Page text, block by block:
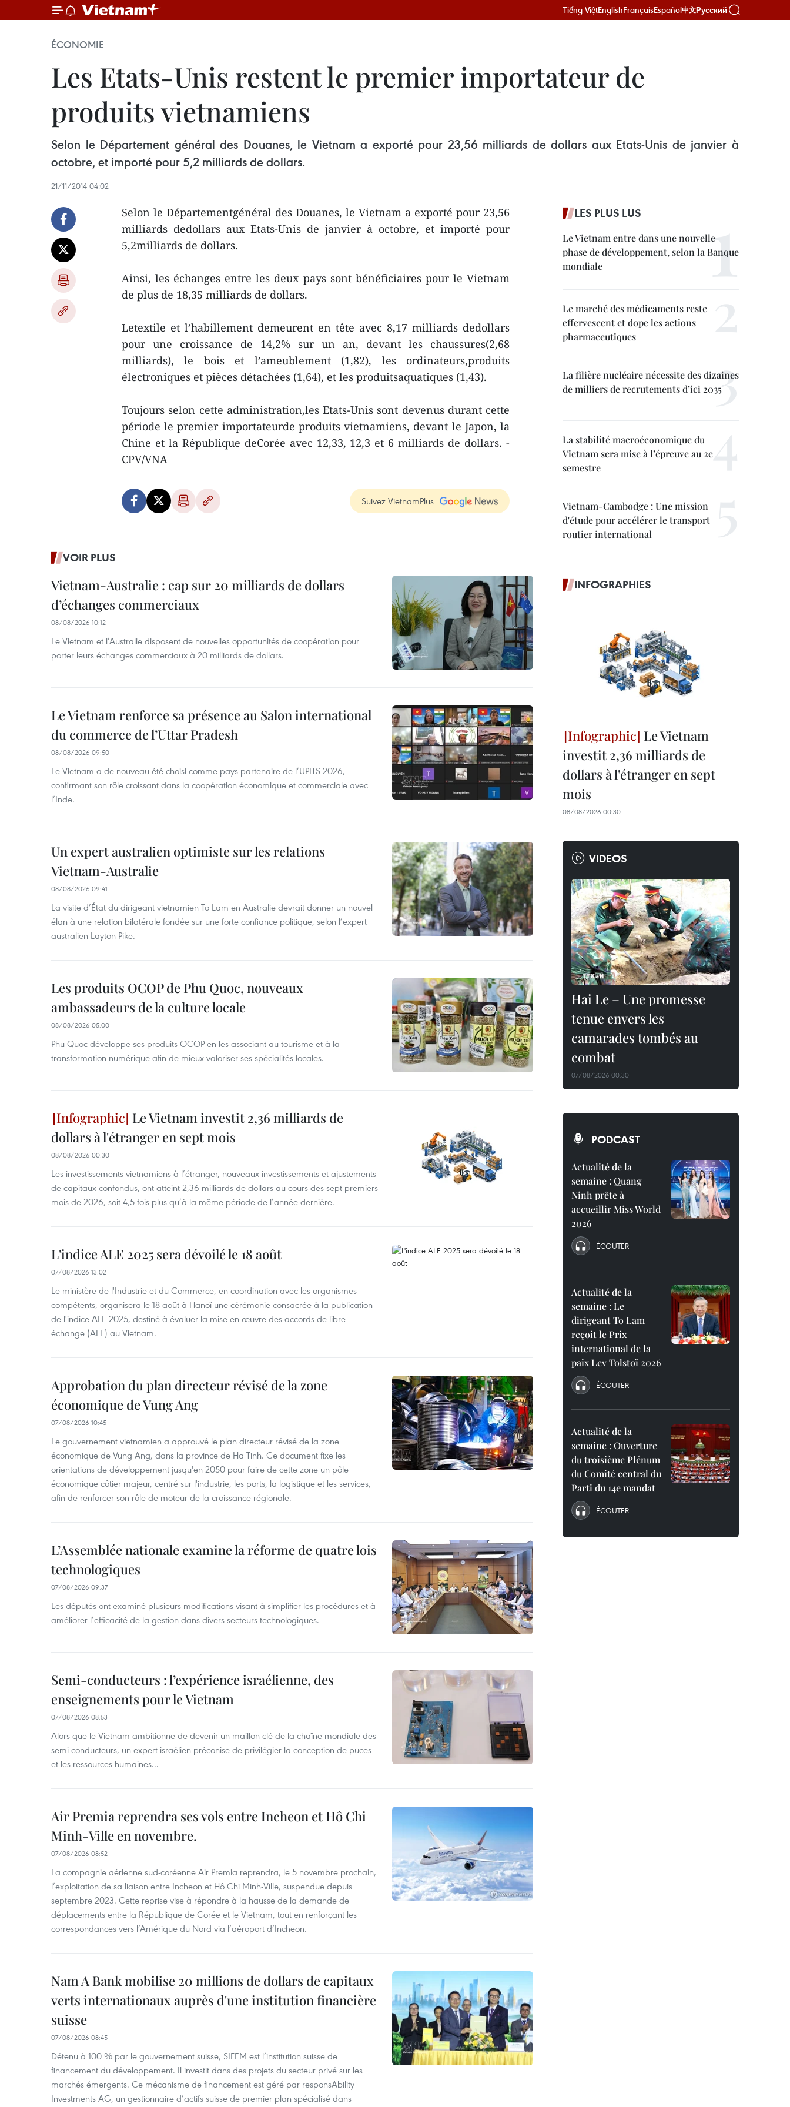
Tiếng ViệtEnglishFrançaisEspañol中文Русский
ÉCONOMIE
Les Etats-Unis restent le premier importateur de
produits vietnamiens
Selon le Département général des Douanes, le Vietnam a exporté pour 23,56 milliards de dollars aux Etats-Unis de janvier à
octobre, et importé pour 5,2 milliards de dollars.
21/11/2014 04:02
Selon le Départementgénéral des Douanes, le Vietnam a exporté pour 23,56
milliards dedollars aux Etats-Unis de janvier à octobre, et importé pour
5,2milliards de dollars.
Ainsi, les échanges entre les deux pays sont bénéficiaires pour le Vietnam
de plus de 18,35 milliards de dollars.
Letextile et l’habillement demeurent en tête avec 8,17 milliards dedollars
pour une croissance de 14,2% sur un an, devant les chaussures(2,68
milliards), le bois et l’ameublement (1,82), les ordinateurs,produits
électroniques et pièces détachées (1,64), et les produitsaquatiques (1,43).
Toujours selon cette administration,les Etats-Unis sont devenus durant cette
période le premier importateurde produits vietnamiens, devant le Japon, la
Chine et la République deCorée avec 12,33, 12,3 et 6 milliards de dollars. -
CPV/VNA
Suivez VietnamPlus
VOIR PLUS
Vietnam-Australie : cap sur 20 milliards de dollars
d’échanges commerciaux
08/08/2026 10:12
Le Vietnam et l’Australie disposent de nouvelles opportunités de coopération pour
porter leurs échanges commerciaux à 20 milliards de dollars.
Le Vietnam renforce sa présence au Salon international
du commerce de l’Uttar Pradesh
08/08/2026 09:50
Le Vietnam a de nouveau été choisi comme pays partenaire de l’UPITS 2026,
confirmant son rôle croissant dans la coopération économique et commerciale avec
l’Inde.
Un expert australien optimiste sur les relations
Vietnam-Australie
08/08/2026 09:41
La visite d’État du dirigeant vietnamien To Lam en Australie devrait donner un nouvel
élan à une relation bilatérale fondée sur une forte confiance politique, selon l’expert
australien Layton Pike.
Les produits OCOP de Phu Quoc, nouveaux
ambassadeurs de la culture locale
08/08/2026 05:00
Phu Quoc développe ses produits OCOP en les associant au tourisme et à la
transformation numérique afin de mieux valoriser ses spécialités locales.
Le Vietnam investit 2,36 milliards de
dollars à l'étranger en sept mois
08/08/2026 00:30
Les investissements vietnamiens à l’étranger, nouveaux investissements et ajustements
de capitaux confondus, ont atteint 2,36 milliards de dollars au cours des sept premiers
mois de 2026, soit 4,5 fois plus qu’à la même période de l’année dernière.
L'indice ALE 2025 sera dévoilé le 18 août
07/08/2026 13:02
Le ministère de l'Industrie et du Commerce, en coordination avec les organismes
compétents, organisera le 18 août à Hanoï une cérémonie consacrée à la publication
de l'indice ALE 2025, destiné à évaluer la mise en œuvre des accords de libre-
échange (ALE) au Vietnam.
Approbation du plan directeur révisé de la zone
économique de Vung Ang
07/08/2026 10:45
Le gouvernement vietnamien a approuvé le plan directeur révisé de la zone
économique de Vung Ang, dans la province de Ha Tinh. Ce document fixe les
orientations de développement jusqu'en 2050 pour faire de cette zone un pôle
économique côtier majeur, centré sur l'industrie, les ports, la logistique et les services,
afin de renforcer son rôle de moteur de la croissance régionale.
L’Assemblée nationale examine la réforme de quatre lois
technologiques
07/08/2026 09:37
Les députés ont examiné plusieurs modifications visant à simplifier les procédures et à
améliorer l’efficacité de la gestion dans divers secteurs technologiques.
Semi-conducteurs : l’expérience israélienne, des
enseignements pour le Vietnam
07/08/2026 08:53
Alors que le Vietnam ambitionne de devenir un maillon clé de la chaîne mondiale des
semi-conducteurs, un expert israélien préconise de privilégier la conception de puces
et les ressources humaines...
Air Premia reprendra ses vols entre Incheon et Hô Chi
Minh-Ville en novembre.
07/08/2026 08:52
La compagnie aérienne sud-coréenne Air Premia reprendra, le 5 novembre prochain,
l’exploitation de sa liaison entre Incheon et Hô Chi Minh-Ville, suspendue depuis
septembre 2023. Cette reprise vise à répondre à la hausse de la demande de
déplacements entre la République de Corée et le Vietnam, tout en renforçant les
correspondances vers l’Amérique du Nord via l’aéroport d’Incheon.
Nam A Bank mobilise 20 millions de dollars de capitaux
verts internationaux auprès d'une institution financière
suisse
07/08/2026 08:45
Détenu à 100 % par le gouvernement suisse, SIFEM est l’institution suisse de
financement du développement. Il investit dans des projets du secteur privé sur les
marchés émergents. Ce mécanisme de financement est géré par responsAbility
Investments AG, un gestionnaire d’actifs suisse de premier plan spécialisé dans
LES PLUS LUS
Le Vietnam entre dans une nouvelle
phase de développement, selon la Banque
mondiale
Le marché des médicaments reste
effervescent et dope les actions
pharmaceutiques
La filière nucléaire nécessite des dizaines
de milliers de recrutements d’ici 2035
La stabilité macroéconomique du
Vietnam sera mise à l’épreuve au 2e
semestre
Vietnam-Cambodge : Une mission
d'étude pour accélérer le transport
routier international
INFOGRAPHIES
Le Vietnam
investit 2,36 milliards de
dollars à l'étranger en sept
mois
08/08/2026 00:30
VIDEOS
Hai Le – Une promesse
tenue envers les
camarades tombés au
combat
07/08/2026 00:30
PODCAST
Actualité de la
semaine : Quang
Ninh prête à
accueillir Miss World
2026
ÉCOUTER
Actualité de la
semaine : Le
dirigeant To Lam
reçoit le Prix
international de la
paix Lev Tolstoï 2026
ÉCOUTER
Actualité de la
semaine : Ouverture
du troisième Plénum
du Comité central du
Parti du 14e mandat
ÉCOUTER